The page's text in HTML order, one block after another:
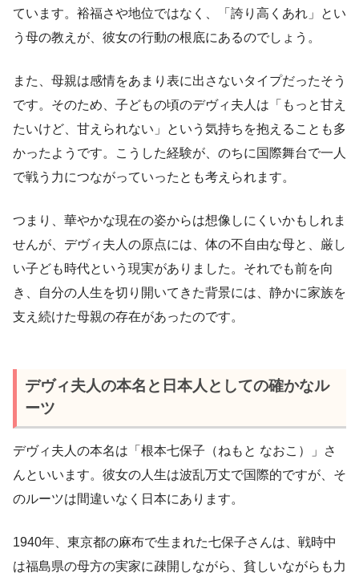
ています。裕福さや地位ではなく、「誇り高くあれ」とい
う母の教えが、彼女の行動の根底にあるのでしょう。
また、母親は感情をあまり表に出さないタイプだったそう
です。そのため、子どもの頃のデヴィ夫人は「もっと甘え
たいけど、甘えられない」という気持ちを抱えることも多
かったようです。こうした経験が、のちに国際舞台で一人
で戦う力につながっていったとも考えられます。
つまり、華やかな現在の姿からは想像しにくいかもしれま
せんが、デヴィ夫人の原点には、体の不自由な母と、厳し
い子ども時代という現実がありました。それでも前を向
き、自分の人生を切り開いてきた背景には、静かに家族を
支え続けた母親の存在があったのです。
デヴィ夫人の本名と日本人としての確かなル
ーツ
デヴィ夫人の本名は「根本七保子（ねもと なおこ）」さ
んといいます。彼女の人生は波乱万丈で国際的ですが、そ
のルーツは間違いなく日本にあります。
1940年、東京都の麻布で生まれた七保子さんは、戦時中
は福島県の母方の実家に疎開しながら、貧しいながらも力